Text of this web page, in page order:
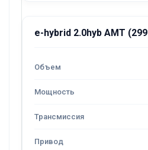
e-hybrid 2.0hyb AMT (299